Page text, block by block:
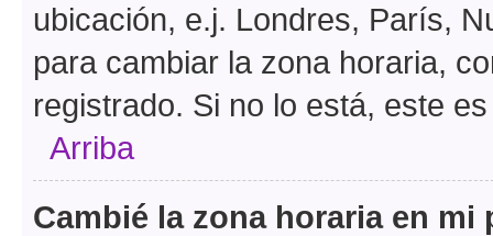
ubicación, e.j. Londres, París,
para cambiar la zona horaria,
registrado. Si no lo está, este
Arriba
Cambié la zona horaria en